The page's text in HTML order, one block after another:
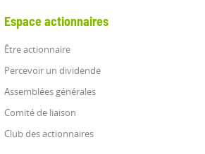
Espace actionnaires
Être actionnaire
Percevoir un dividende
Assemblées générales
Comité de liaison
Club des actionnaires